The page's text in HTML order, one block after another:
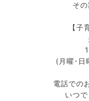
そ
【子
(月曜･日
電話での
いつ